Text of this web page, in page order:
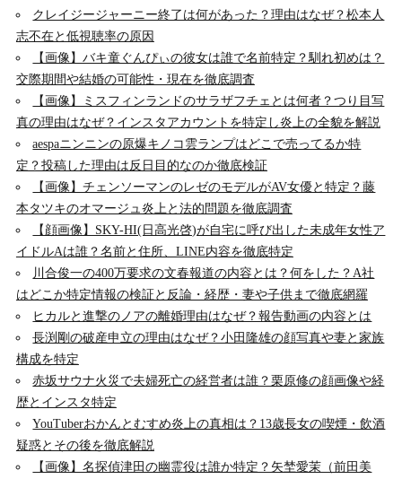
クレイジージャーニー終了は何があった？理由はなぜ？松本人
志不在と低視聴率の原因
【画像】バキ童ぐんぴぃの彼女は誰で名前特定？馴れ初めは？
交際期間や結婚の可能性・現在を徹底調査
【画像】ミスフィンランドのサラザフチェとは何者？つり目写
真の理由はなぜ？インスタアカウントを特定し炎上の全貌を解説
aespaニンニンの原爆キノコ雲ランプはどこで売ってるか特
定？投稿した理由は反日目的なのか徹底検証
【画像】チェンソーマンのレゼのモデルがAV女優と特定？藤
本タツキのオマージュ炎上と法的問題を徹底調査
【顔画像】SKY-HI(日高光啓)が自宅に呼び出した未成年女性ア
イドルAは誰？名前と住所、LINE内容を徹底特定
川合俊一の400万要求の文春報道の内容とは？何をした？A社
はどこか特定情報の検証と反論・経歴・妻や子供まで徹底網羅
ヒカルと進撃のノアの離婚理由はなぜ？報告動画の内容とは
長渕剛の破産申立の理由はなぜ？小田隆雄の顔写真や妻と家族
構成を特定
赤坂サウナ火災で夫婦死亡の経営者は誰？栗原修の顔画像や経
歴とインスタ特定
YouTuberおかんとむすめ炎上の真相は？13歳長女の喫煙・飲酒
疑惑とその後を徹底解説
【画像】名探偵津田の幽霊役は誰か特定？矢埜愛茉（前田美